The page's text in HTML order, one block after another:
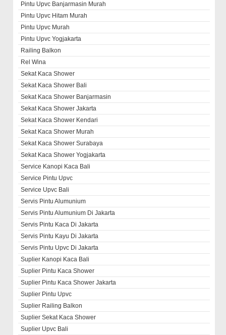
Pintu Upvc Banjarmasin Murah
Pintu Upvc Hitam Murah
Pintu Upvc Murah
Pintu Upvc Yogjakarta
Railing Balkon
Rel Wina
Sekat Kaca Shower
Sekat Kaca Shower Bali
Sekat Kaca Shower Banjarmasin
Sekat Kaca Shower Jakarta
Sekat Kaca Shower Kendari
Sekat Kaca Shower Murah
Sekat Kaca Shower Surabaya
Sekat Kaca Shower Yogjakarta
Service Kanopi Kaca Bali
Service Pintu Upvc
Service Upvc Bali
Servis Pintu Alumunium
Servis Pintu Alumunium Di Jakarta
Servis Pintu Kaca Di Jakarta
Servis Pintu Kayu Di Jakarta
Servis Pintu Upvc Di Jakarta
Suplier Kanopi Kaca Bali
Suplier Pintu Kaca Shower
Suplier Pintu Kaca Shower Jakarta
Suplier Pintu Upvc
Suplier Railing Balkon
Suplier Sekat Kaca Shower
Suplier Upvc Bali